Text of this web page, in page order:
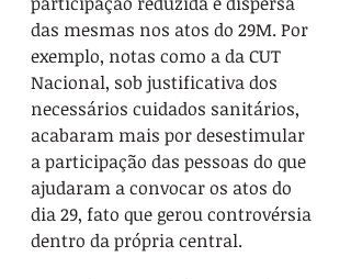
das mesmas nos atos do 29M. Por
exemplo, notas como a da CUT
Nacional, sob justificativa dos
necessários cuidados sanitários,
acabaram mais por desestimular
a participação das pessoas do que
ajudaram a convocar os atos do
dia 29, fato que gerou controvérsia
dentro da própria central.